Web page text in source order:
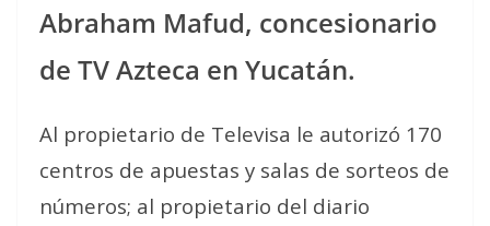
Abraham Mafud, concesionario
de TV Azteca en Yucatán.
Al propietario de Televisa le autorizó 170
centros de apuestas y salas de sorteos de
números; al propietario del diario